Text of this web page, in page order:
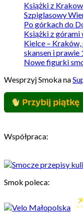
Książki z
Szpiglasowy
Po górkach do
Książki z
Kielce –
skansen i prawie
Nowe figurki
Wesprzyj Smoka na
Współpraca:
Smok poleca: